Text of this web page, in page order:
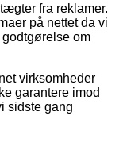
fra reklamer.
på nettet da vi
om
virksomheder
garantere imod
sidste gang